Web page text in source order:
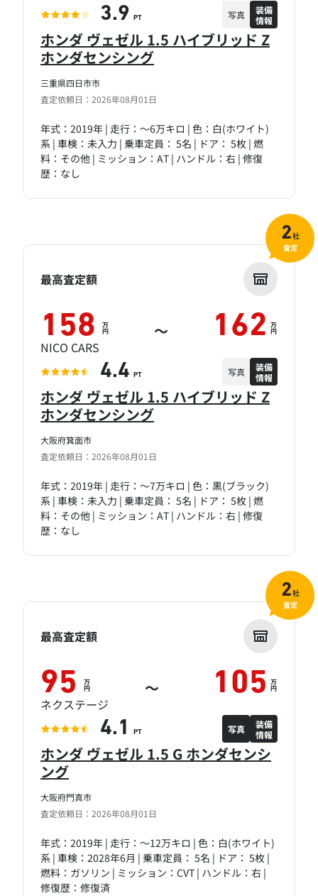
三重県四日市市
査定依頼日：2026年08月01日
ホンダ ヴェゼル 1.5 ハイブリッド Z
ホンダセンシング
年式：2019年 | 走行：～6万キロ | 色：白(ホワイト)
系 | 車検：未入力 | 乗車定員： 5名 | ドア： 5枚 | 燃
料：その他 | ミッション：AT | ハンドル：右 | 修復
歴：なし
3.9 PT 写真
装備
情報
大阪府箕面市
査定依頼日：2026年08月01日
ホンダ ヴェゼル 1.5 ハイブリッド Z
ホンダセンシング
年式：2019年 | 走行：～7万キロ | 色：黒(ブラック)
系 | 車検：未入力 | 乗車定員： 5名 | ドア： 5枚 | 燃
料：その他 | ミッション：AT | ハンドル：右 | 修復
歴：なし
最高査定額
158 万
円 ～ 162 万
円
NICO CARS
4.4 PT 写真
装備
情報
2社
査定
大阪府門真市
査定依頼日：2026年08月01日
ホンダ ヴェゼル 1.5 G ホンダセンシ
ング
年式：2019年 | 走行：～12万キロ | 色：白(ホワイト)
系 | 車検：2028年6月 | 乗車定員： 5名 | ドア： 5枚 |
燃料：ガソリン | ミッション：CVT | ハンドル：右 |
修復歴：修復済
最高査定額
95 万
円 ～ 105 万
円
ネクステージ
4.1 PT 写真
装備
情報
2社
査定